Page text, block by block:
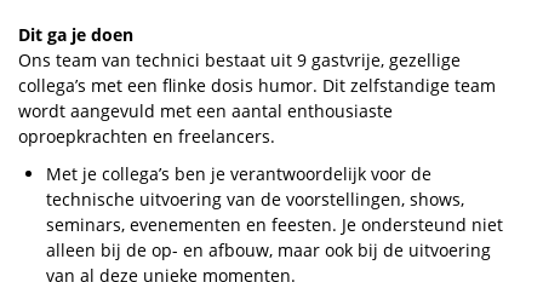
Dit ga je doen
Ons team van technici bestaat uit 9 gastvrije, gezellige
collega’s met een flinke dosis humor. Dit zelfstandige team
wordt aangevuld met een aantal enthousiaste
oproepkrachten en freelancers.
Met je collega’s ben je verantwoordelijk voor de
technische uitvoering van de voorstellingen, shows,
seminars, evenementen en feesten. Je ondersteund niet
alleen bij de op- en afbouw, maar ook bij de uitvoering
van al deze unieke momenten.